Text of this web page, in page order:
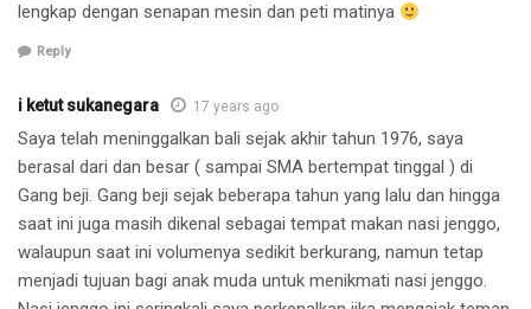
lengkap dengan senapan mesin dan peti matinya
Reply
i ketut sukanegara 17 years ago
Saya telah meninggalkan bali sejak akhir tahun 1976, saya
berasal dari dan besar ( sampai SMA bertempat tinggal ) di
Gang beji. Gang beji sejak beberapa tahun yang lalu dan hingga
saat ini juga masih dikenal sebagai tempat makan nasi jenggo,
walaupun saat ini volumenya sedikit berkurang, namun tetap
menjadi tujuan bagi anak muda untuk menikmati nasi jenggo.